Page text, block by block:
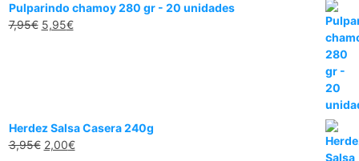
Pulparindo chamoy 280 gr - 20 unidades
7,95€ El
5,95€El
Herdez Salsa Casera 240g
3,95€ El
2,00€El